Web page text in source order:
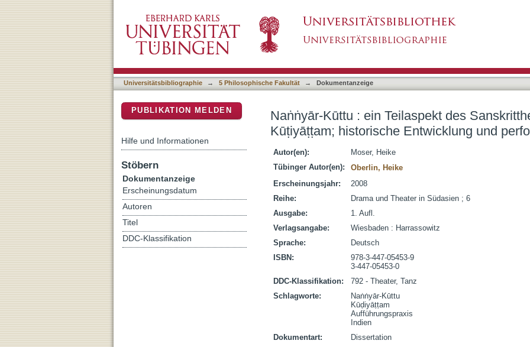
Naṅṅyār-Kūttu : ein Teilaspekt des Sanskrittheaterkomplexes
und performative Textumsetzung
Universitätsbibliographie → 5 Philosophische Fakultät → Dokumentanzeige
Naṅṅyār-Kūttu : ein Teilaspekt des
Kūṭiyāṭṭam; historische Entwicklung und
Autor(en):
Moser, Heike
Tübinger Autor(en):
Oberlin, Heike
Erscheinungsjahr:
2008
Reihe:
Drama und Theater in Südasien ; 6
Ausgabe:
1. Aufl.
Verlagsangabe:
Wiesbaden : Harrassowitz
Sprache:
Deutsch
ISBN:
978-3-447-05453-9
3-447-05453-0
DDC-Klassifikation:
792 - Theater, Tanz
Schlagworte:
Naṅṅyār-Kūttu
Kūḍiyāṭṭam
Aufführungspraxis
Indien
Dokumentart:
Dissertation
PUBLIKATION MELDEN
Hilfe und Informationen
Stöbern
Dokumentanzeige
Erscheinungsdatum
Autoren
Titel
DDC-Klassifikation